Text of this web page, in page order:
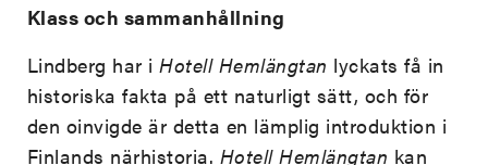
Klass och sammanhållning
Lindberg har iHotell Hemlängtan lyckats få in
historiska fakta på ett naturligt sätt, och för
den oinvigde är detta en lämplig introduktion i
Finlands närhistoria. Hotell Hemlängtan kan